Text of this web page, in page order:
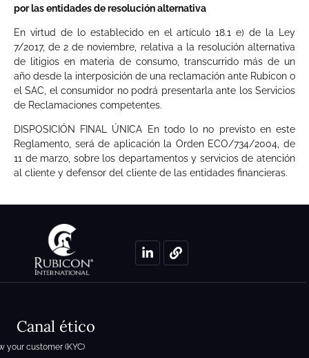
por las entidades de resolución alternativa
En virtud de lo establecido en el artículo 18.1 e) de la Ley
7/2017, de 2 de noviembre, relativa a la resolución alternativa
de litigios en materia de consumo, transcurrido más de un
año desde la interposición de una reclamación ante Rubicon o
el SAC, el consumidor no podrá presentarla ante los Servicios
de Reclamaciones competentes.
DISPOSICIÓN FINAL ÚNICA En todo lo no previsto en este
Reglamento, será de aplicación la Orden ECO/734/2004, de
11 de marzo, sobre los departamentos y servicios de atención
al cliente y defensor del cliente de las entidades financieras.
Canal ético
your customer (KYC)